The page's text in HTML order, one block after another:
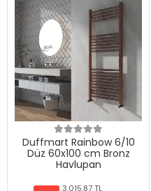
Duffmart Rainbow 6/10
Düz 60x100 cm Bronz
Havlupan
3.015,87 TL